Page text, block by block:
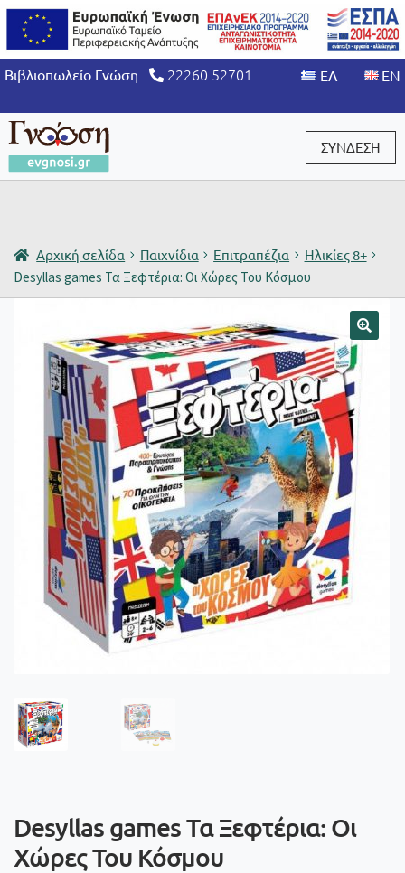
Βιβλιοπωλείο Γνώση 22260 52701
ΣΥΝΔΕΣΗ
Αρχική σελίδα Παιχνίδια Επιτραπέζια
Ηλικίες 8+
Desyllas games Τα Ξεφτέρια: Οι Χώρες Του Κόσμου
🔍
Desyllas games Τα Ξεφτέρια: Οι
Χώρες Του Κόσμου